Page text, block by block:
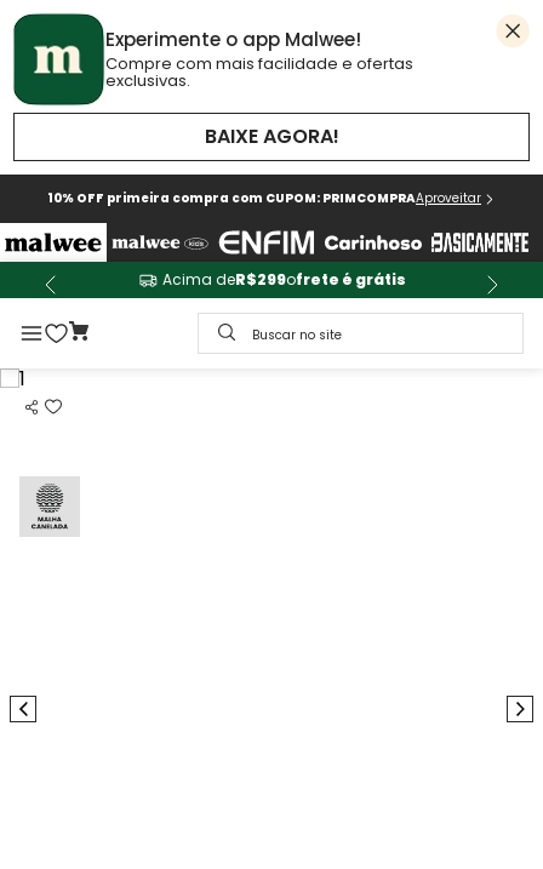
Experimente o app Malwee!
Compre com mais facilidade e ofertas
exclusivas.
BAIXE AGORA!
10% OFF primeira compra com CUPOM: PRIMCOMPRAAproveitar
Acima deR$299ofrete é grátis
Buscar no site